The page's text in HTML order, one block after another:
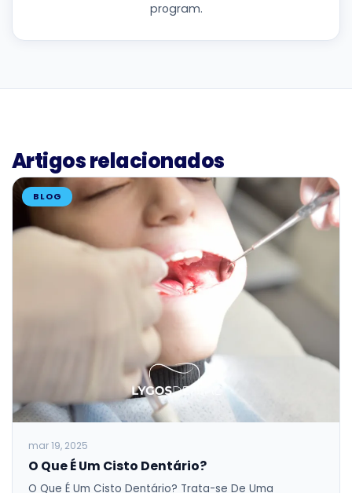
program.
Artigos relacionados
BLOG
mar 19, 2025
O Que É Um Cisto Dentário?
O Que É Um Cisto Dentário? Trata-se De Uma